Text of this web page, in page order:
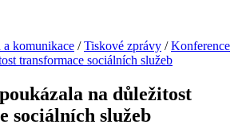
a komunikace /Tiskové zprávy /Konference
transformace sociálních služeb
na důležitost
sociálních služeb